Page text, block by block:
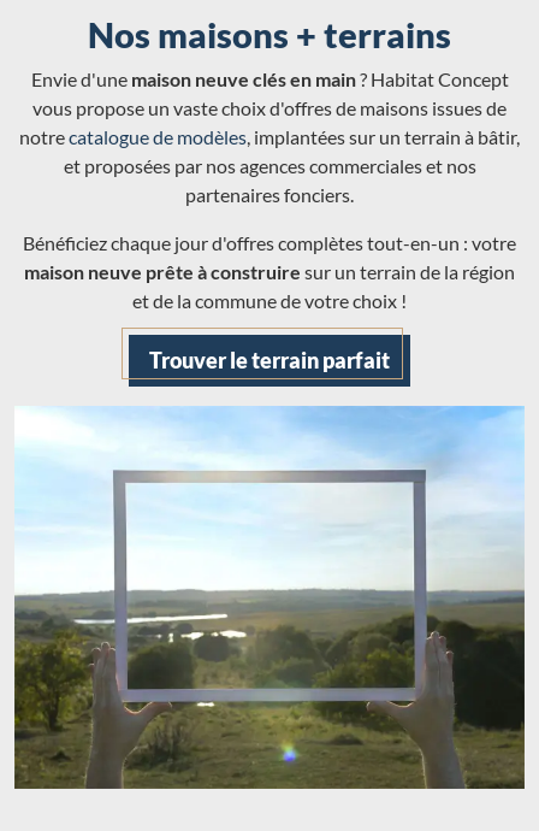
Nos maisons + terrains
Envie d'une maison neuve clés en main? Habitat Concept
vous propose un vaste choix d'offres de maisons issues de
notrecatalogue de modèles, implantées sur un terrain à bâtir,
et proposées par nos agences commerciales et nos
partenaires fonciers.
Bénéficiez chaque jour d'offres complètes tout-en-un : votre
maison neuve prête à construire sur un terrain de la région
et de la commune de votre choix !
Trouver le terrain parfait